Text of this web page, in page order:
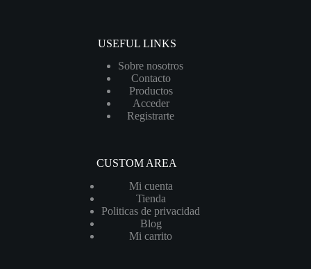
USEFUL LINKS
Sobre nosotros
Contacto
Productos
Acceder
Registrarte
CUSTOM AREA
Mi cuenta
Tienda
Politicas de privacidad
Blog
Mi carrito